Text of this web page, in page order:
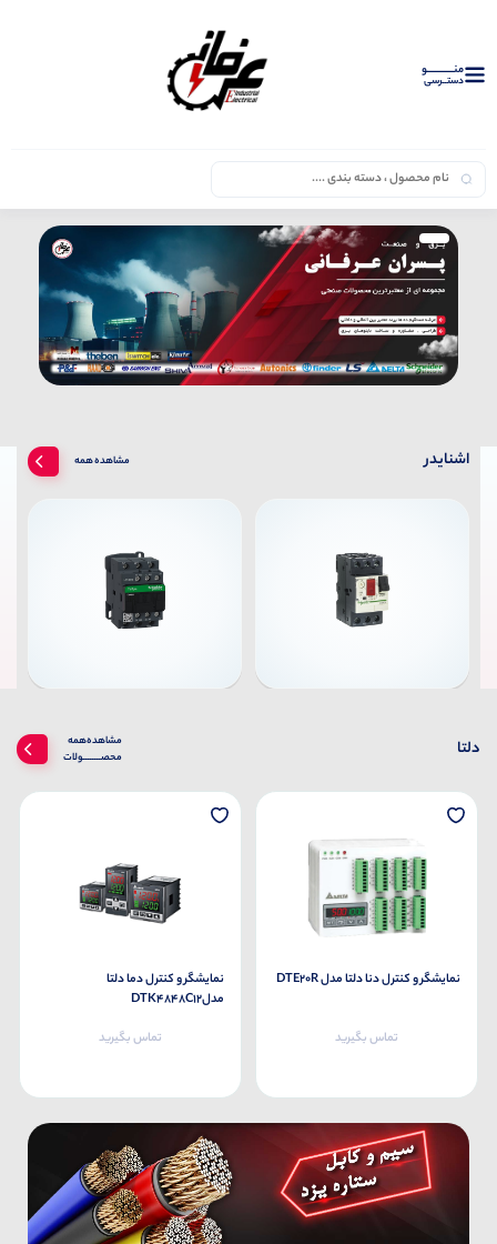
منــــــــــــو
دستــرسی
اشنایدر مشاهده همه
دلتا
مشاهده‌همه‌
محصــــــــولات
نمایشگر و کنترل دنا دلتا مدل DTE20R
تماس بگیرید
نمایشگر و کنترل دما دلتا
مدلDTK4848C12
تماس بگیرید